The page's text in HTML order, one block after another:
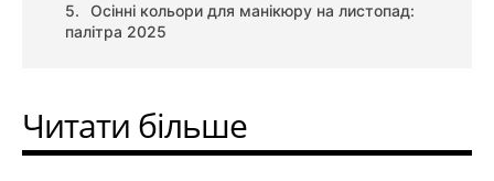
Осінні кольори для манікюру на листопад:
палітра 2025
Читати більше